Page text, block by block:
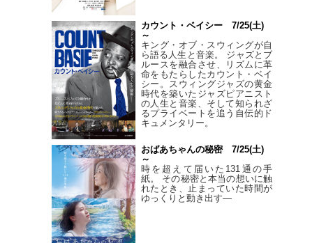
カウント・ベイシー 7/25(土)
～
キング・オブ・スウィングが自
ら語る人生と音楽。 ジャズとブ
ルースを融合させ、リズムに革
命をもたらしたカウント・ベイ
シー。スウィングジャズの黄金
時代を築いたジャズピアニスト
の人生と音楽、そして知られざ
るプライベートを追う自伝的ド
キュメンタリー。
おばあちゃんの秘密 7/25(土)
～
時を超えて届いた131通の手
紙。 その秘密と本当の想いに触
れたとき、止まっていた時間が
ゆっくりと動き出す―